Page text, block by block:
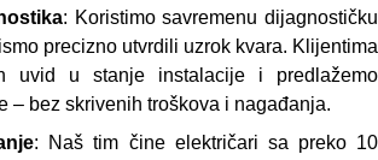
: Koristimo savremenu dijagnostičku
precizno utvrdili uzrok kvara. Klijentima
uvid u stanje instalacije i predlažemo
– bez skrivenih troškova i nagađanja.
: Naš tim čine električari sa preko 10